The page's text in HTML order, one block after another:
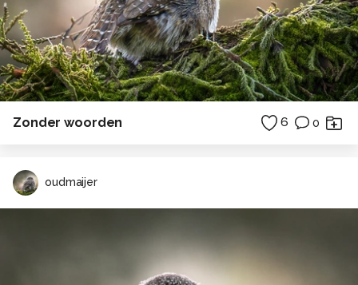
Zonder woorden 6 0
oudmaijer